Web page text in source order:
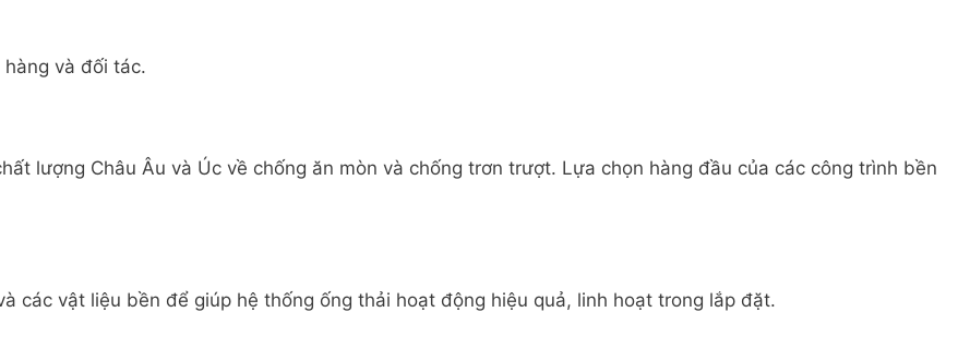
và đối tác.
lượng Châu Âu và Úc về chống ăn mòn và chống trơn trượt. Lựa chọn hàng đầu của các công trình bền
các vật liệu bền để giúp hệ thống ống thải hoạt động hiệu quả, linh hoạt trong lắp đặt.